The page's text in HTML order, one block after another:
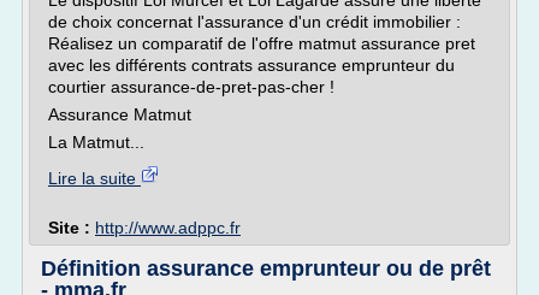
de choix concernat l'assurance d'un crédit immobilier :
Réalisez un comparatif de l'offre matmut assurance pret
avec les différents contrats assurance emprunteur du
courtier assurance-de-pret-pas-cher !
Assurance Matmut
La Matmut...
Lire la suite
Site : http://www.adppc.fr
Définition assurance emprunteur ou de prêt
- mma.fr